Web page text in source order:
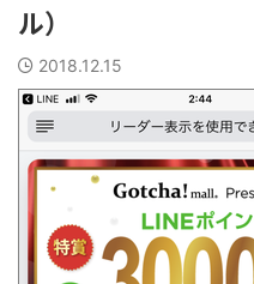
ル）
2018.12.15